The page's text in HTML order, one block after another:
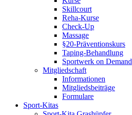
Skillcourt
Reha-Kurse
Check-Up
Massage
§20-Präventionskurs
Taping-Behandlung
Sportwerk on Demand
Mitgliedschaft
Informationen
Mitgliedsbeiträge
Formulare
Sport-Kitas